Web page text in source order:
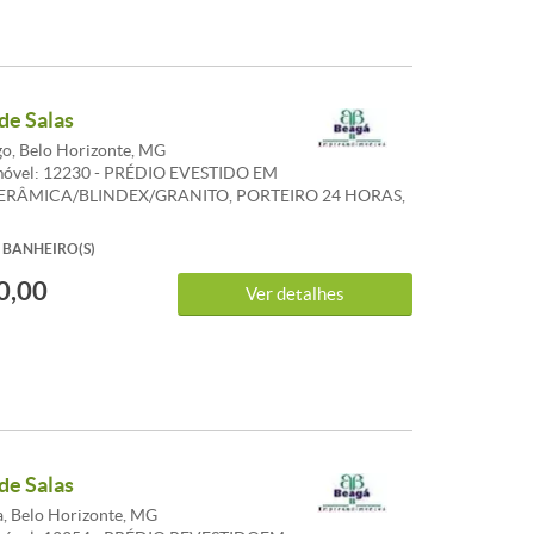
Salas
Belo Horizonte, MG
12230 - PRÉDIO EVESTIDO EM
BLINDEX/GRANITO, PORTEIRO 24 HORAS,
C/RECEPÇÃO, 2 AR CONDICIONADO, PISO
/67 M , 2 BHS, COPA. OBS:ALUGA OU VENDE
BANHEIRO(S)
Ver detalhes
Salas
Belo Horizonte, MG